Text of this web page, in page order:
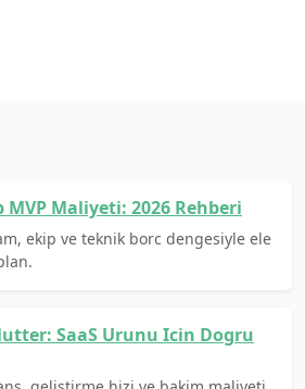
Maliyeti: 2026 Rehberi
ekip ve teknik borc dengesiyle ele
SaaS Urunu Icin Dogru